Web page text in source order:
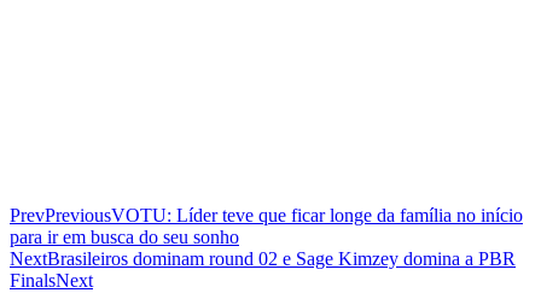
PrevPreviousVOTU: Líder teve que ficar longe da família no início
para ir em busca do seu sonho
NextBrasileiros dominam round 02 e Sage Kimzey domina a PBR
FinalsNext